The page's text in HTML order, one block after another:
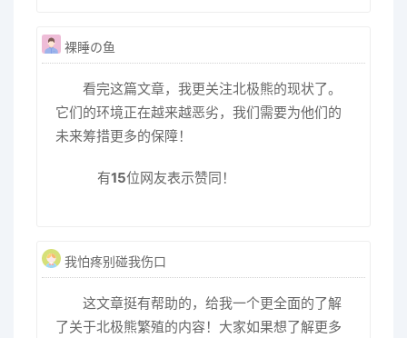
裸睡の鱼
看完这篇文章，我更关注北极熊的现状了。
它们的环境正在越来越恶劣，我们需要为他们的
未来筹措更多的保障！
有15位网友表示赞同！
我怕疼别碰我伤口
这文章挺有帮助的，给我一个更全面的了解
了关于北极熊繁殖的内容！大家如果想了解更多